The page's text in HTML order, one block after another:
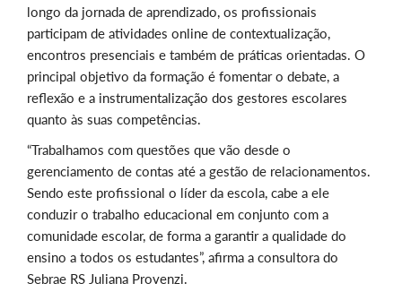
longo da jornada de aprendizado, os profissionais
participam de atividades online de contextualização,
encontros presenciais e também de práticas orientadas. O
principal objetivo da formação é fomentar o debate, a
reflexão e a instrumentalização dos gestores escolares
quanto às suas competências.
“Trabalhamos com questões que vão desde o
gerenciamento de contas até a gestão de relacionamentos.
Sendo este profissional o líder da escola, cabe a ele
conduzir o trabalho educacional em conjunto com a
comunidade escolar, de forma a garantir a qualidade do
ensino a todos os estudantes”, afirma a consultora do
Sebrae RS Juliana Provenzi.